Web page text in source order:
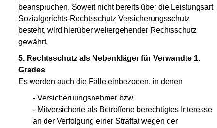
beanspruchen. Soweit nicht bereits über die Leistungsart
Sozialgerichts-Rechtsschutz Versicherungsschutz
besteht, wird hierüber weitergehender Rechtsschutz
gewährt.
5. Rechtsschutz als Nebenkläger für Verwandte 1.
Grades
Es werden auch die Fälle einbezogen, in denen
- Versicheruungsnehmer bzw.
- Mitversicherte als Betroffene berechtigtes Interesse
an der Verfolgung einer Straftat wegen der